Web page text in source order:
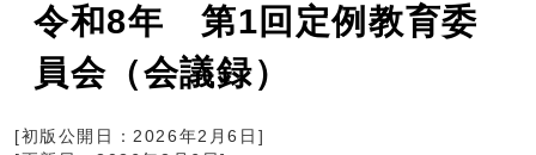
令和8年 第1回定例教育委
員会（会議録）
[初版公開日：2026年2月6日 ]